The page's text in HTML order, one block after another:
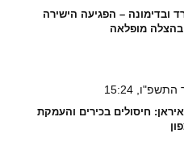
ובדימונה – הפגיעה הישירה
מופלאה
15:24
חיסולים בכירים והעמקת